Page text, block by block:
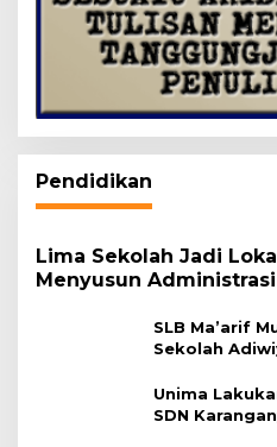
Pendidikan
Lima Sekolah Jadi
Menyusun
SLB Ma’arif
Sekolah
Unima
SDN